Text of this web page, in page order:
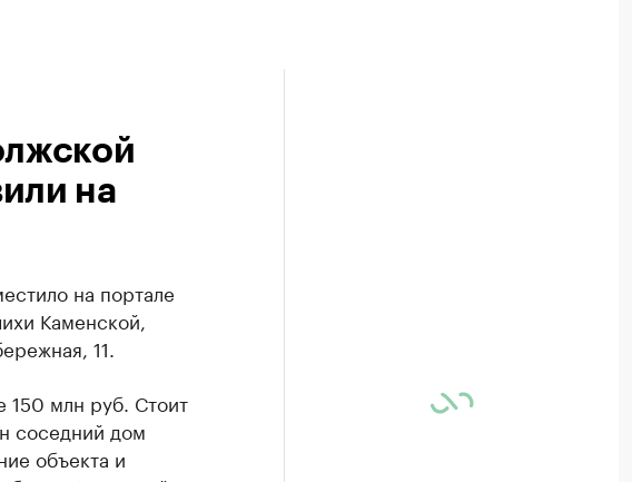
на
на портале
Каменской,
11.
150 млн руб. Стоит
соседний дом
объекта и